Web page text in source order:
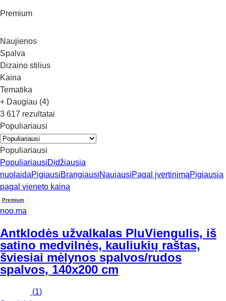
Premium
Naujienos
Spalva
Dizaino stilius
Kaina
Tematika
+ Daugiau (4)
3 617 rezultatai
Populiariausi
Populiariausi
PopuliariausiDidžiausia
nuolaidaPigiausiBrangiausiNaujausiPagal įvertinimąPigiausia
pagal vieneto kainą
Premium
noo.ma
Antklodės užvalkalas PluViengulis, iš
satino medvilnės, kauliukių raštas,
šviesiai mėlynos spalvos/rudos
spalvos, 140x200 cm
(1)